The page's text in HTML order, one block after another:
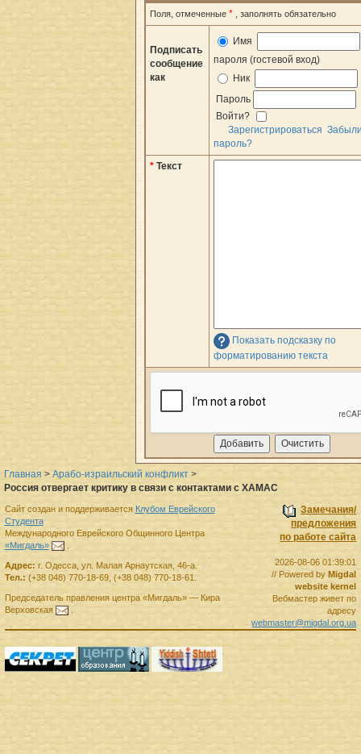
Поля, отмеченные * , заполнять обязательно
Подписать
сообщение
как
Имя
пароля (гостевой вход)
Ник
Пароль
Войти?
Зарегистрироваться
пароль?
* Текст
Показать подсказку по
форматированию текста
Главная > Арабо-израильский конфликт >
Россия отвергает критику в связи с контактами с ХАМАС
Замечания/
предложения
по работе сайта
2026-08-06 01:39:01
// Powered byMigdal
website kernel
Вебмастер живет по
адресу
webmaster@migdal.org.ua
Сайт создан и поддерживается Клубом Еврейского
Студента
Международного Еврейского Общинного Центра
«Мигдаль»
.
Адрес: г. Одесса, ул. Малая Арнаутская, 46-а.
Тел.: (+38 048) 770-18-69, (+38 048) 770-18-61
Председатель правленияцентра «Мигдаль»— Кира
Верховская
.